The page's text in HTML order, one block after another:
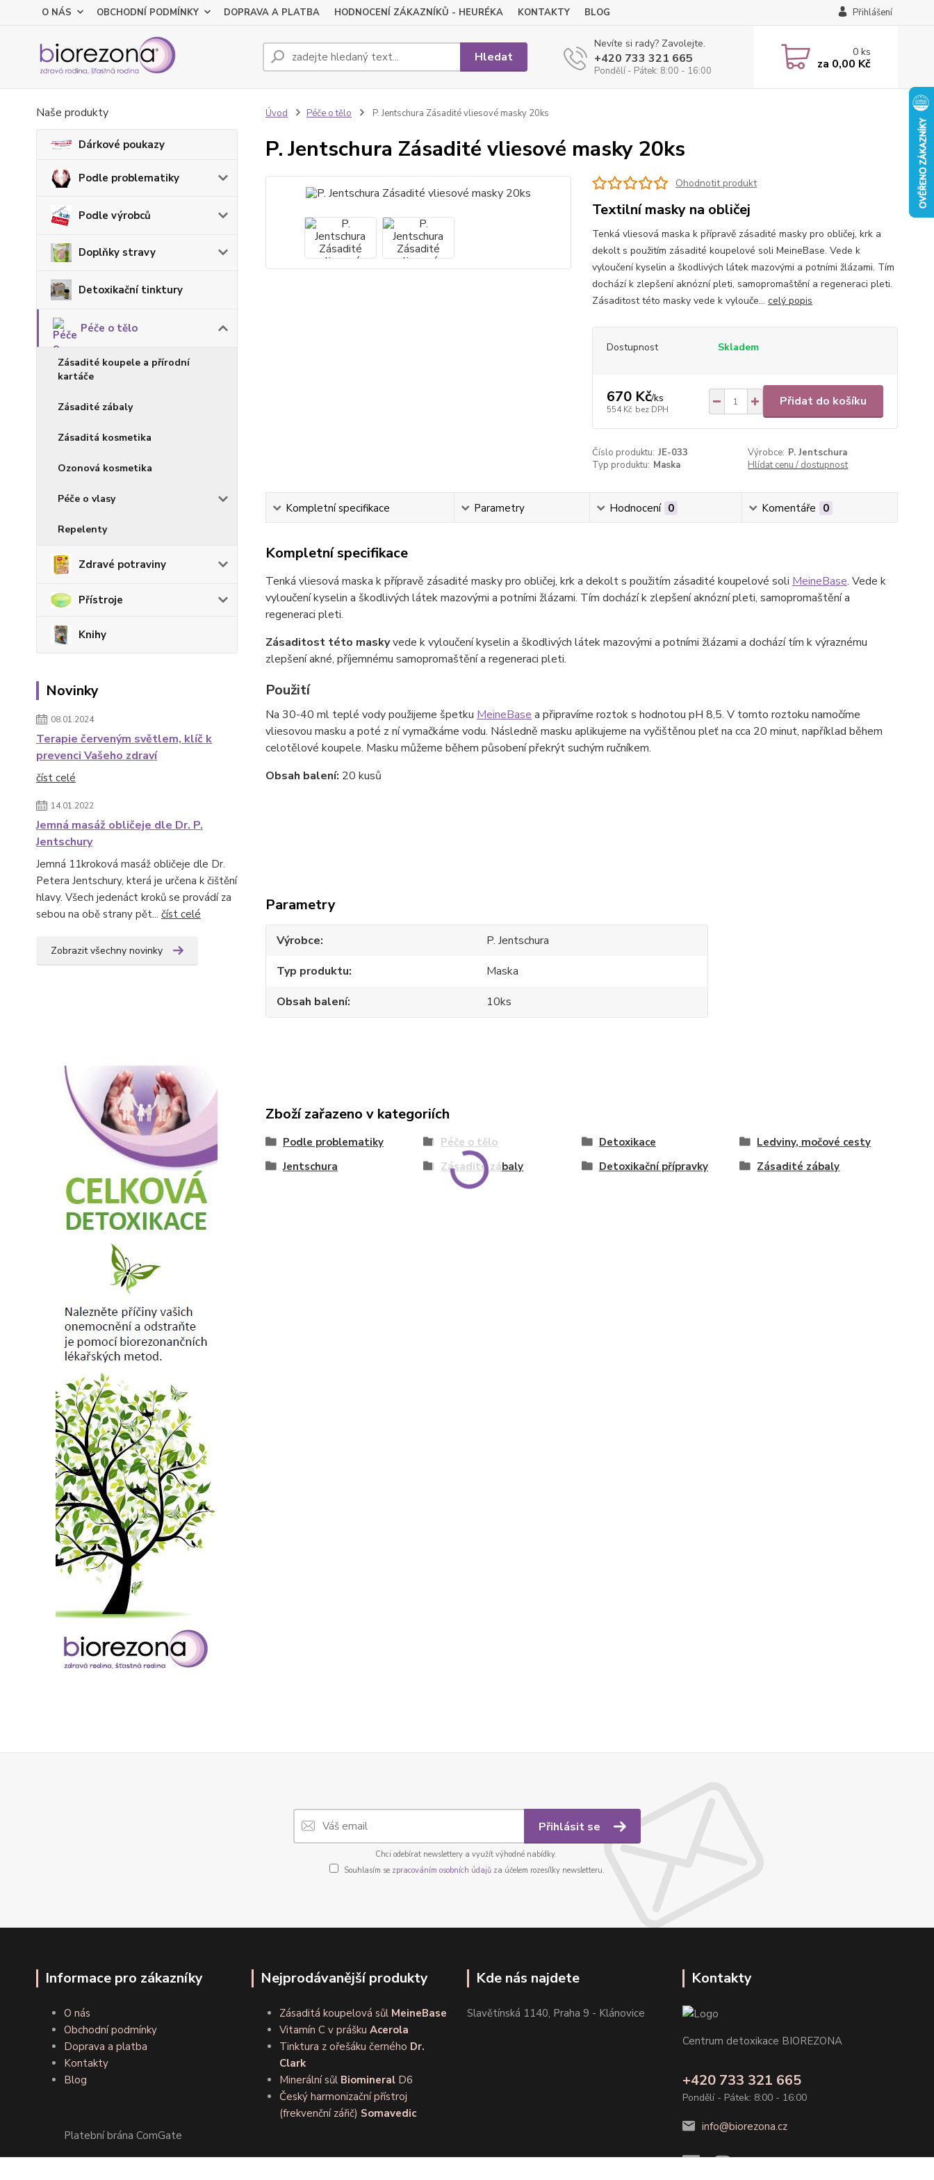
O NÁS OBCHODNÍ PODMÍNKY DOPRAVA A PLATBA HODNOCENÍ ZÁKAZNÍKŮ - HEURÉKA KONTAKTY BLOG Přihlášení
Hledat
Nevíte si rady? Zavolejte.
+420 733 321 665
Pondělí - Pátek: 8:00 - 16:00
0ks
za 0,00 Kč
Naše produkty
Dárkové poukazy
Podle problematiky
Podle výrobců
Doplňky stravy
Detoxikační tinktury
Péče o tělo
Zásadité koupele a přírodní
kartáče
Zásadité zábaly
Zásaditá kosmetika
Ozonová kosmetika
Péče o vlasy
Repelenty
Zdravé potraviny
Přístroje
Knihy
Novinky
08.01.2024
Terapie červeným světlem, klíč k
prevenci Vašeho zdraví
číst celé
14.01.2022
Jemná masáž obličeje dle Dr. P.
Jentschury
Jemná 11kroková masáž obličeje dle Dr.
Petera Jentschury, která je určena k čištění
hlavy. Všech jedenáct kroků se provádí za
sebou na obě strany pět... číst celé
Zobrazit všechny novinky
Úvod Péče o tělo P. Jentschura Zásadité vliesové masky 20ks
P. Jentschura Zásadité vliesové masky 20ks
Ohodnotit produkt
Textilní masky na obličej
Tenká vliesová maska k přípravě zásadité masky pro obličej, krk a
dekolt s použitím zásadité koupelové soli MeineBase. Vede k
vyloučení kyselin a škodlivých látek mazovými a potními žlázami. Tím
dochází k zlepšení aknózní pleti, samopromaštění a regeneraci pleti.
Zásaditost této masky vede k vylouče... celý popis
Dostupnost Skladem
670 Kč/ks
554 Kč bez DPH
Přidat do košíku
Číslo produktu: JE-033 Výrobce: P. Jentschura
Typ produktu: Maska Hlídat cenu / dostupnost
Kompletní specifikace Parametry Hodnocení 0 Komentáře 0
Kompletní specifikace
Tenká vliesová maska k přípravě zásadité masky pro obličej, krk a dekolt s použitím zásadité koupelové soli MeineBase. Vede k
vyloučení kyselin a škodlivých látek mazovými a potními žlázami. Tím dochází k zlepšení aknózní pleti, samopromaštění a
regeneraci pleti.
Zásaditost této maskyvede k vyloučení kyselin a škodlivých látek mazovými a potními žlázami a dochází tím k výraznému
zlepšení akné, příjemnému samopromaštění a regeneraci pleti.
Použití
Na 30-40 ml teplé vody použijeme špetku MeineBase a připravíme roztok s hodnotou pH 8,5. V tomto roztoku namočíme
vliesovou masku a poté z ní vymačkáme vodu. Následně masku aplikujeme na vyčištěnou pleť na cca 20 minut, například během
celotělové koupele. Masku můžeme během působení překrýt suchým ručníkem.
Obsah balení: 20 kusů
Parametry
Výrobce
P. Jentschura
Typ produktu
Maska
Obsah balení
10ks
Zboží zařazeno v kategoriích
Podle problematiky Péče o tělo Detoxikace
Ledviny, močové cesty
Jentschura
Zásadité zábaly Detoxikační přípravky Zásadité zábaly
Přihlásit se
Chci odebírat newslettery a využít výhodné nabídky.
Souhlasím se zpracováním osobních údajů za účelem rozesílky newsletteru.
Informace pro zákazníky
O nás
Obchodní podmínky
Doprava a platba
Kontakty
Blog
Platební brána ComGate
Nejprodávanější produkty
Zásaditá koupelová sůl MeineBase
Vitamín C v prášku Acerola
Tinktura z ořešáku černého Dr.
Clark
Minerální sůl Biomineral D6
Český harmonizační přístroj
(frekvenční zářič) Somavedic
Kde nás najdete
Slavětínská 1140, Praha 9 - Klánovice
Kontakty
Centrum detoxikace BIOREZONA
+420 733 321 665
Pondělí - Pátek: 8:00 - 16:00
info@biorezona.cz